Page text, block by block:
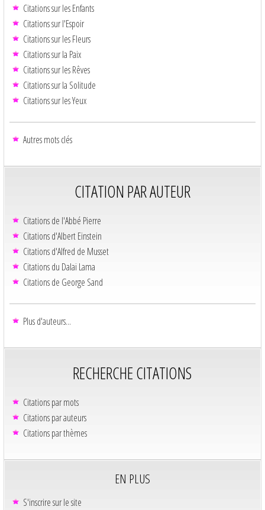
Citations sur les Enfants
Citations sur l'Espoir
Citations sur les Fleurs
Citations sur la Paix
Citations sur les Rêves
Citations sur la Solitude
Citations sur les Yeux
Autres mots clés
CITATION PAR AUTEUR
Citations de l'Abbé Pierre
Citations d'Albert Einstein
Citations d'Alfred de Musset
Citations du Dalaï Lama
Citations de George Sand
Plus d'auteurs...
RECHERCHE CITATIONS
Citations par mots
Citations par auteurs
Citations par thèmes
EN PLUS
S'inscrire sur le site